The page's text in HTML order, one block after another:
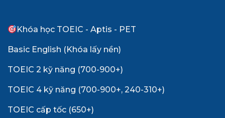
Khóa học TOEIC - Aptis - PET
Basic English (Khóa lấy nền)
TOEIC 2 kỹ năng (700-900+)
TOEIC 4 kỹ năng (700-900+, 240-310+)
TOEIC cấp tốc (650+)